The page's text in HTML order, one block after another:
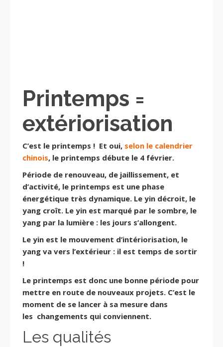
Printemps =
extériorisation
C’est le printemps ! Et oui, selon le calendrier
chinois, le printemps débute le 4 février.
Période de renouveau, de jaillissement, et
d’activité, le printemps est une phase
énergétique très dynamique. Le yin décroit, le
yang croît. Le yin est marqué par le sombre, le
yang par la lumière : les jours s’allongent.
Le yin est le mouvement d’intériorisation, le
yang va vers l’extérieur : il est temps de sortir
!
Le printemps est donc une bonne période pour
mettre en route de nouveaux projets. C’est le
moment de se lancer à sa mesure dans
les changements qui conviennent.
Les qualités